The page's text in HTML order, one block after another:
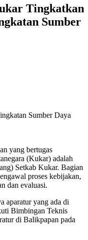
Tingkatkan
Sumber
Sumber Daya
yang bertugas
(Kukar) adalah
Setkab Kukar. Bagian
proses kebijakan,
dan evaluasi.
aparatur yang ada di
Bimbingan Teknis
di Balikpapan pada